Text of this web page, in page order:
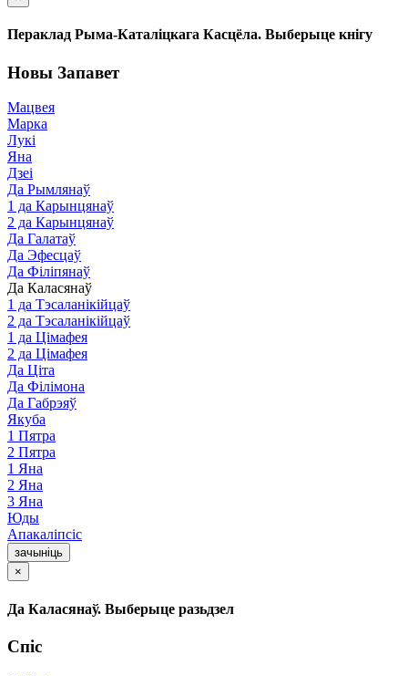
Пераклад Рыма-Каталіцкага Касцёла. Выберыце кнігу
Новы Запавет
Мацвея
Марка
Лукі
Яна
Дзеі
Да Рымлянаў
1 да Карынцянаў
2 да Карынцянаў
Да Галатаў
Да Эфесцаў
Да Філіпянаў
Да Каласянаў
1 да Тэсаланікійцаў
2 да Тэсаланікійцаў
1 да Цімафея
2 да Цімафея
Да Ціта
Да Філімона
Да Габрэяў
Якуба
1 Пятра
2 Пятра
1 Яна
2 Яна
3 Яна
Юды
Апакаліпсіс
зачыніць
×
Да Каласянаў. Выберыце разьдзел
Спіс